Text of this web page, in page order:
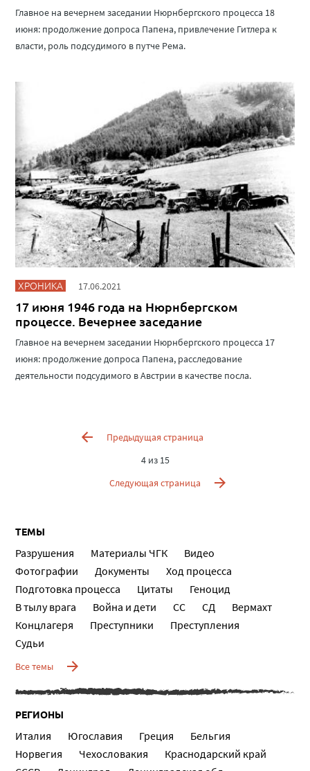
Главное на вечернем заседании Нюрнбергского процесса 18
июня: продолжение допроса Папена, привлечение Гитлера к
власти, роль подсудимого в путче Рема.
ХРОНИКА 17.06.2021
17 июня 1946 года на Нюрнбергском
процессе. Вечернее заседание
Главное на вечернем заседании Нюрнбергского процесса 17
июня: продолжение допроса Папена, расследование
деятельности подсудимого в Австрии в качестве посла.
Предыдущая страница
4 из 15
Следующая страница
ТЕМЫ
Разрушения Материалы ЧГК
Видео
Фотографии
Документы
Ход процесса
Подготовка процесса
Цитаты
Геноцид
В тылу врага
Война и дети СС СД
Вермахт
Концлагеря
Преступники
Преступления
Судьи
Все темы
РЕГИОНЫ
Италия Югославия Греция
Бельгия
Норвегия
Чехословакия
Краснодарский край